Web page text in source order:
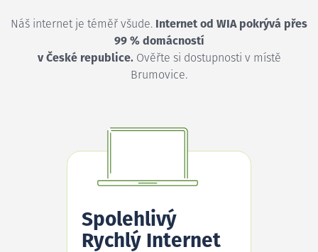
Náš internet je téměř všude. Internet od WIA pokrývá přes
99 % domácností
v České republice.Ověřte si dostupnosti v místě
Brumovice.
Spolehlivý
Rychlý Internet